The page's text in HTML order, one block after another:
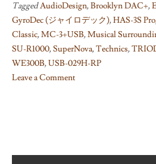
TaggedAudioDesign,Brooklyn DAC+,
GyroDec (ジャイロデック),HAS-3S Pro
Classic,MC-3+USB,Musical
SU-R1000,SuperNova,Technics,
WE300B,USB-029H-RP
Leave a Comment